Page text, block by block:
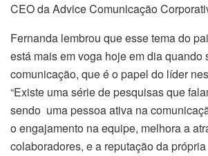
CEO da Advice Comunicação
Fernanda lembrou que esse tema do
está mais em voga hoje em dia quando
comunicação, que é o papel do líder
“Existe uma série de pesquisas que
sendo uma pessoa ativa na
o engajamento na equipe, melhora a
colaboradores, e a reputação da própria